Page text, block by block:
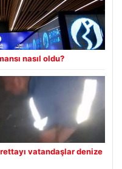
nasıl oldu?
vatandaşlar denize